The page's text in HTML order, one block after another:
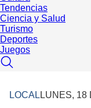
Tendencias
Ciencia y Salud
Turismo
Deportes
Juegos
LOCAL LUNES, 18